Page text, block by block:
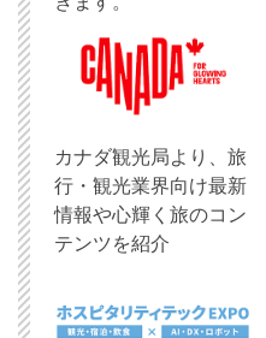
​カナダ観光局より、旅
行・観光業界向け最新
情報や心輝く旅のコン
テンツを紹介